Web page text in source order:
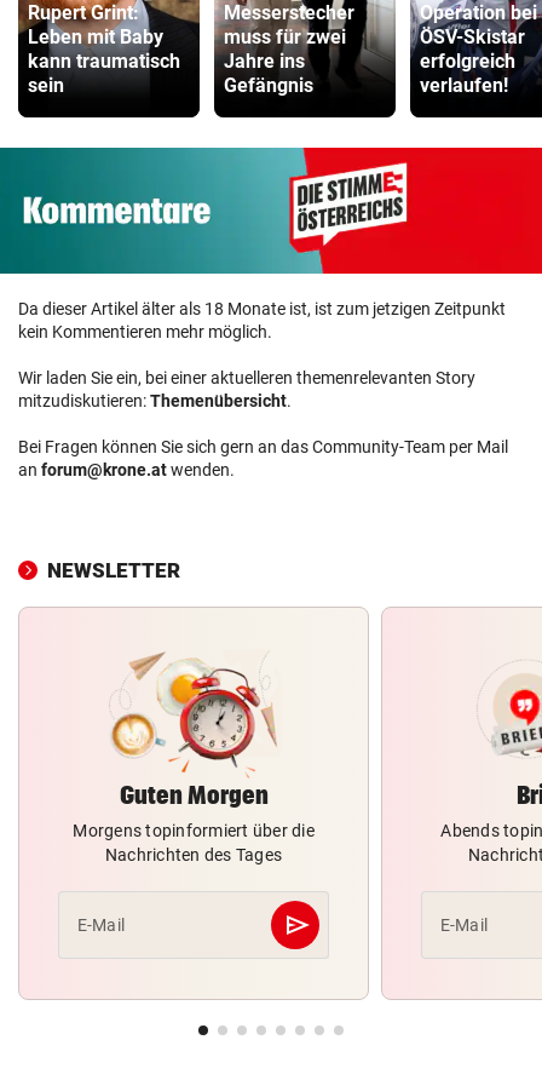
Rupert Grint:
Leben mit Baby
kann traumatisch
sein
Messerstecher
muss für zwei
Jahre ins
Gefängnis
Operation bei
ÖSV-Skistar
erfolgreich
verlaufen!
Da dieser Artikel älter als 18 Monate ist, ist zum jetzigen Zeitpunkt
kein Kommentieren mehr möglich.
Wir laden Sie ein, bei einer aktuelleren themenrelevanten Story
mitzudiskutieren:Themenübersicht.
Bei Fragen können Sie sich gern an das Community-Team per Mail
an forum@krone.atwenden.
NEWSLETTER
Guten Morgen
Morgens topinformiert über die
Nachrichten des Tages
E-Mail send
Abschicken
Abends
E-Mail